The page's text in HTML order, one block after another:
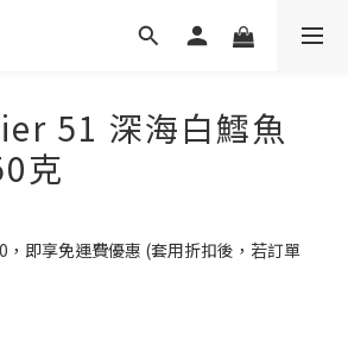
51 深海白鱈魚
克
，即享免運費優惠 (套用折扣後，若訂單